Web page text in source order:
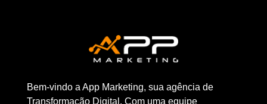
Bem-vindo a App Marketing, sua agência de
Transformação Digital. Com uma equipe